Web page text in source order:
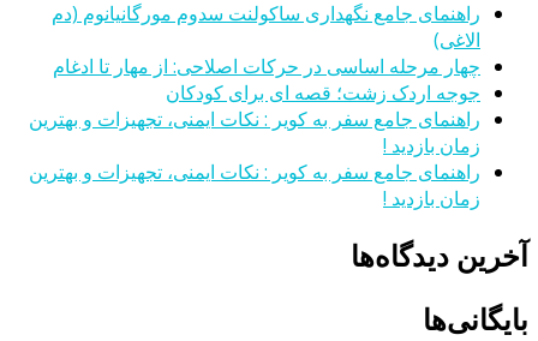
راهنمای جامع نگهداری ساکولنت سدوم مورگانیانوم (دم
الاغی)
چهار مرحله اساسی در حرکات اصلاحی: از مهار تا ادغام
جوجه اردک زشت؛ قصه ای برای کودکان
راهنمای جامع سفر به کویر : نکات ایمنی، تجهیزات و بهترین
زمان بازدید !
راهنمای جامع سفر به کویر : نکات ایمنی، تجهیزات و بهترین
زمان بازدید !
آخرین دیدگاه‌ها
بایگانی‌ها